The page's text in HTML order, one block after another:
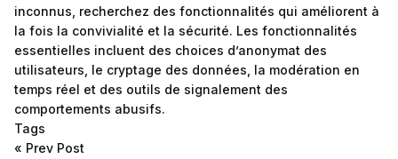
inconnus, recherchez des fonctionnalités qui améliorent à
la fois la convivialité et la sécurité. Les fonctionnalités
essentielles incluent des choices d’anonymat des
utilisateurs, le cryptage des données, la modération en
temps réel et des outils de signalement des
comportements abusifs.
Tags
« Prev Post